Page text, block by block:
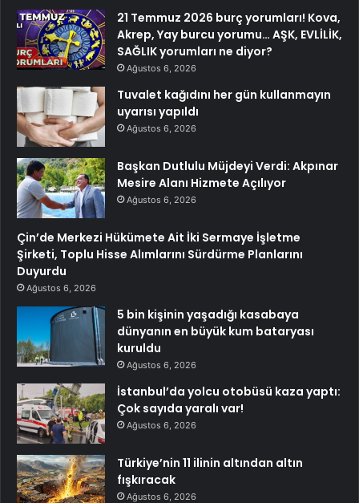
21 Temmuz 2026 burç yorumları! Kova,
Akrep, Yay burcu yorumu… AŞK, EVLİLİK,
SAĞLIK yorumları ne diyor?
Ağustos 6, 2026
Tuvalet kağıdını her gün kullanmayın
uyarısı yapıldı
Ağustos 6, 2026
Başkan Dutlulu Müjdeyi Verdi: Akpınar
Mesire Alanı Hizmete Açılıyor
Ağustos 6, 2026
Çin’de Merkezi Hükümete Ait İki Sermaye İşletme
Şirketi, Toplu Hisse Alımlarını Sürdürme Planlarını
Duyurdu
Ağustos 6, 2026
5 bin kişinin yaşadığı kasabaya
dünyanın en büyük kum bataryası
kuruldu
Ağustos 6, 2026
İstanbul’da yolcu otobüsü kaza yaptı:
Çok sayıda yaralı var!
Ağustos 6, 2026
Türkiye’nin 11 ilinin altından altın
fışkıracak
Ağustos 6, 2026